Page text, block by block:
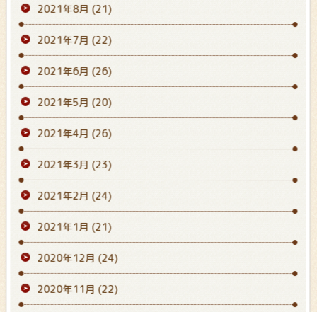
2021年8月 (21)
2021年7月 (22)
2021年6月 (26)
2021年5月 (20)
2021年4月 (26)
2021年3月 (23)
2021年2月 (24)
2021年1月 (21)
2020年12月 (24)
2020年11月 (22)